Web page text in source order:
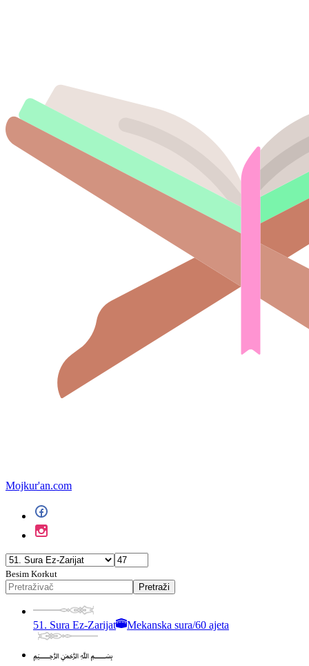
Mojkur'an.com
Besim Korkut
Pretraži
51. Sura Ez-Zarijat Mekanska sura/60 ajeta
﷽